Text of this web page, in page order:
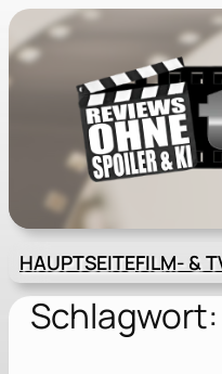
Zum
Inhalt
springen
HAUPTSEITEFILM- &
Schlagwort: